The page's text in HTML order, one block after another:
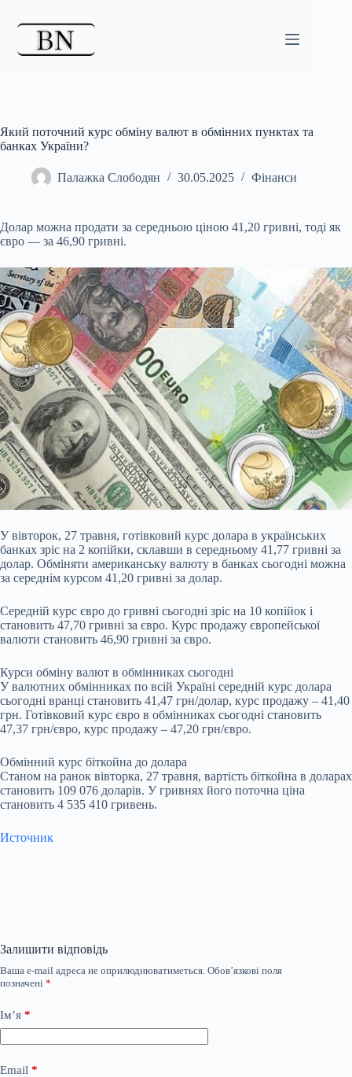
Який поточний курс обміну валют в обмінних пунктах та
банках України?
Палажка Слободян 30.05.2025 Фінанси
Долар можна продати за середньою ціною 41,20 гривні, тоді як
євро — за 46,90 гривні.
У вівторок, 27 травня, готівковий курс долара в українських
банках зріс на 2 копійки, склавши в середньому 41,77 гривні за
долар. Обміняти американську валюту в банках сьогодні можна
за середнім курсом 41,20 гривні за долар.
Середній курс євро до гривні сьогодні зріс на 10 копійок і
становить 47,70 гривні за євро. Курс продажу європейської
валюти становить 46,90 гривні за євро.
Курси обміну валют в обмінниках сьогодні
У валютних обмінниках по всій Україні середній курс долара
сьогодні вранці становить 41,47 грн/долар, курс продажу – 41,40
грн. Готівковий курс євро в обмінниках сьогодні становить
47,37 грн/євро, курс продажу – 47,20 грн/євро.
Обмінний курс біткойна до долара
Станом на ранок вівторка, 27 травня, вартість біткойна в доларах
становить 109 076 доларів. У гривнях його поточна ціна
становить 4 535 410 гривень.
Источник
Залишити відповідь
Ваша e-mail адреса не оприлюднюватиметься. Обов’язкові поля
позначені *
Ім’я *
Email *